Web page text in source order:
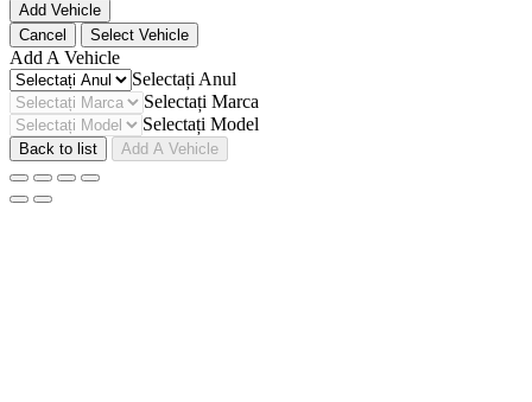
Add Vehicle
Cancel
Select Vehicle
Add A Vehicle
Selectați Anul
Selectați Marca
Selectați Model
Back to list Add A Vehicle